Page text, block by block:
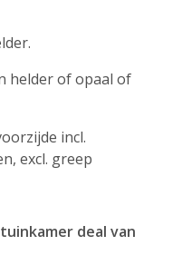
helder of opaal of
incl.
excl. greep
deal van